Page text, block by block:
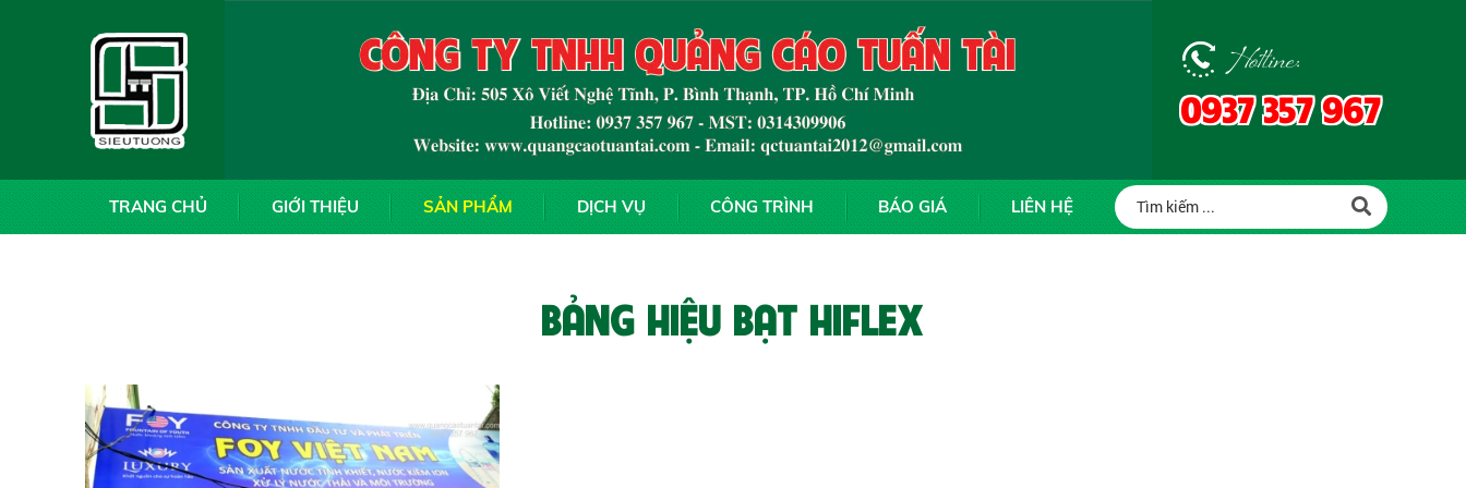
Hotline:
0937 357 967
TRANG CHỦ GIỚI THIỆU SẢN PHẨM DỊCH VỤ CÔNG TRÌNH BÁO GIÁ LIÊN HỆ
BẢNG HIỆU BẠT HIFLEX